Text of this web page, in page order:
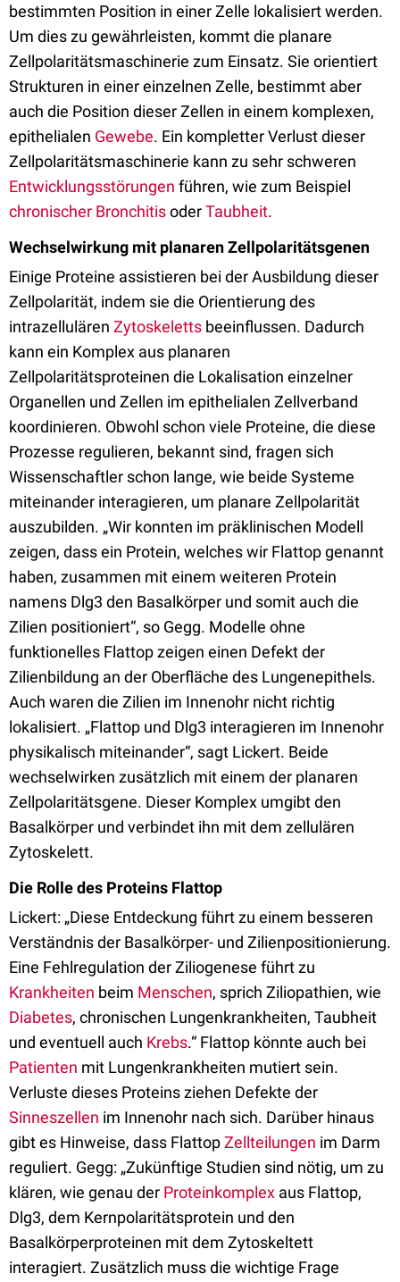
bestimmten Position in einer Zelle lokalisiert werden.
Um dies zu gewährleisten, kommt die planare
Zellpolaritätsmaschinerie zum Einsatz. Sie orientiert
Strukturen in einer einzelnen Zelle, bestimmt aber
auch die Position dieser Zellen in einem komplexen,
epithelialen Gewebe. Ein kompletter Verlust dieser
Zellpolaritätsmaschinerie kann zu sehr schweren
Entwicklungsstörungen führen, wie zum Beispiel
chronischer BronchitisoderTaubheit.
Wechselwirkung mit planaren Zellpolaritätsgenen
Einige Proteine assistieren bei der Ausbildung dieser
Zellpolarität, indem sie die Orientierung des
intrazellulären Zytoskeletts beeinflussen. Dadurch
kann ein Komplex aus planaren
Zellpolaritätsproteinen die Lokalisation einzelner
Organellen und Zellen im epithelialen Zellverband
koordinieren. Obwohl schon viele Proteine, die diese
Prozesse regulieren, bekannt sind, fragen sich
Wissenschaftler schon lange, wie beide Systeme
miteinander interagieren, um planare Zellpolarität
auszubilden. „Wir konnten im präklinischen Modell
zeigen, dass ein Protein, welches wir Flattop genannt
haben, zusammen mit einem weiteren Protein
namens Dlg3 den Basalkörper und somit auch die
Zilien positioniert“, so Gegg. Modelle ohne
funktionelles Flattop zeigen einen Defekt der
Zilienbildung an der Oberfläche des Lungenepithels.
Auch waren die Zilien im Innenohr nicht richtig
lokalisiert. „Flattop und Dlg3 interagieren im Innenohr
physikalisch miteinander“, sagt Lickert. Beide
wechselwirken zusätzlich mit einem der planaren
Zellpolaritätsgene. Dieser Komplex umgibt den
Basalkörper und verbindet ihn mit dem zellulären
Zytoskelett.
Die Rolle des Proteins Flattop
Lickert: „Diese Entdeckung führt zu einem besseren
Verständnis der Basalkörper- und Zilienpositionierung.
Eine Fehlregulation der Ziliogenese führt zu
Krankheiten beim Menschen, sprich Ziliopathien, wie
Diabetes, chronischen Lungenkrankheiten, Taubheit
und eventuell auch Krebs.“ Flattop könnte auch bei
Patienten mit Lungenkrankheiten mutiert sein.
Verluste dieses Proteins ziehen Defekte der
Sinneszellen im Innenohr nach sich. Darüber hinaus
gibt es Hinweise, dass FlattopZellteilungen im Darm
reguliert. Gegg: „Zukünftige Studien sind nötig, um zu
klären, wie genau der Proteinkomplex aus Flattop,
Dlg3, dem Kernpolaritätsprotein und den
Basalkörperproteinen mit dem Zytoskeltett
interagiert. Zusätzlich muss die wichtige Frage